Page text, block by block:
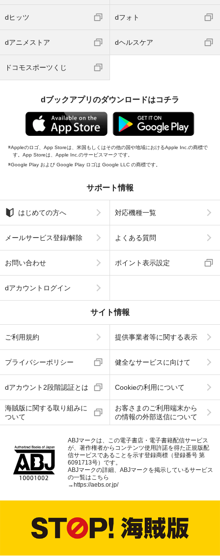
dヒッツ dフォト
dアニメストア dヘルスケア
ドコモスポーツくじ
dブックアプリのダウンロードはコチラ
Appleのロゴ、App Storeは、米国もしくはその他の国や地域におけるApple Inc.の商標で
す。App Storeは、Apple Inc.のサービスマークです。
Google Play および Google Play ロゴは Google LLC の商標です。
サポート情報
はじめての方へ 対応機種一覧
メールサービス登録/解除 よくある質問
お問い合わせ ポイント表示設定
dアカウントログイン
サイト情報
ご利用規約 提供事業者等に関する表示
プライバシーポリシー 健全なサービスに向けて
dアカウント2段階認証とは Cookieの利用について
海賊版に関する取り組みに
ついて
お客さまのご利用端末から
の情報の外部送信について
ABJマークは、この電子書店・電子書籍配信サービス
が、著作権者からコンテンツ使用許諾を得た正規版配
信サービスであることを示す登録商標（登録番号 第
6091713号）です。
ABJマークの詳細、ABJマークを掲示しているサービス
の一覧はこちら
→ https://aebs.or.jp/